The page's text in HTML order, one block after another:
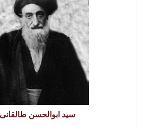
سید ابوالحسن